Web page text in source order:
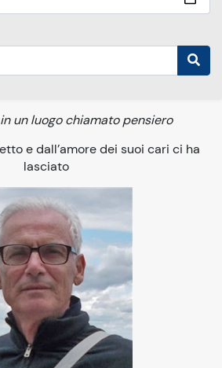
un luogo chiamato pensiero
e dall’amore dei suoi cari ci ha
lasciato